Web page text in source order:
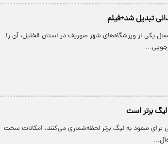
تبدیل شد+فیلم
یکی از ورزشگاه‌های شهر صوریف در استان الخلیل، آن را
برتر است
برای صعود به لیگ برتر لحظه‌شماری می‌کنند، امکانات سخت